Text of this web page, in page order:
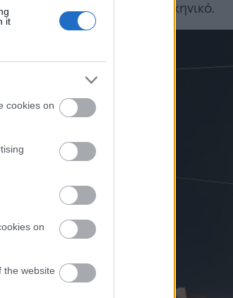
it
cookies on
on
the website
το γιορτινό σκηνικό.